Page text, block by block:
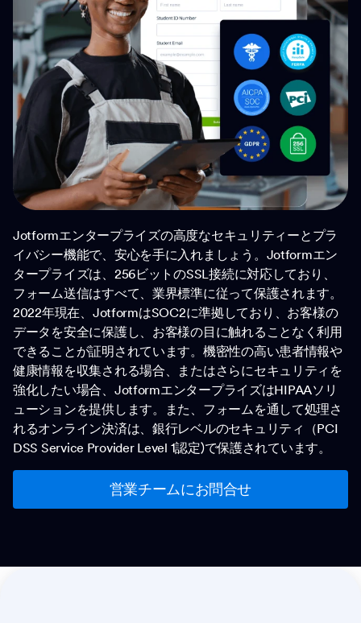
Jotformエンタープライズの高度なセキュリティーとプラ
イバシー機能で、安心を手に入れましょう。Jotformエン
タープライズは、256ビットのSSL接続に対応しており、
フォーム送信はすべて、業界標準に従って保護されます。
2022年現在、JotformはSOC2に準拠しており、お客様の
データを安全に保護し、お客様の目に触れることなく利用
できることが証明されています。機密性の高い患者情報や
健康情報を収集される場合、またはさらにセキュリティを
強化したい場合、JotformエンタープライズはHIPAAソリ
ューションを提供します。また、フォームを通して処理さ
れるオンライン決済は、銀行レベルのセキュリティ（PCI
DSS Service Provider Level 1認定)で保護されています。
営業チームにお問合せ